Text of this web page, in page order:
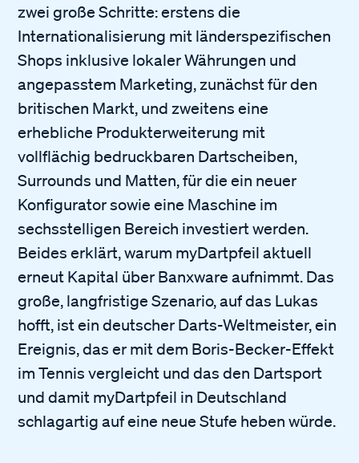
zwei große Schritte: erstens die
Internationalisierung mit länderspezifischen
Shops inklusive lokaler Währungen und
angepasstem Marketing, zunächst für den
britischen Markt, und zweitens eine
erhebliche Produkterweiterung mit
vollflächig bedruckbaren Dartscheiben,
Surrounds und Matten, für die ein neuer
Konfigurator sowie eine Maschine im
sechsstelligen Bereich investiert werden.
Beides erklärt, warum myDartpfeil aktuell
erneut Kapital über Banxware aufnimmt. Das
große, langfristige Szenario, auf das Lukas
hofft, ist ein deutscher Darts-Weltmeister, ein
Ereignis, das er mit dem Boris-Becker-Effekt
im Tennis vergleicht und das den Dartsport
und damit myDartpfeil in Deutschland
schlagartig auf eine neue Stufe heben würde.